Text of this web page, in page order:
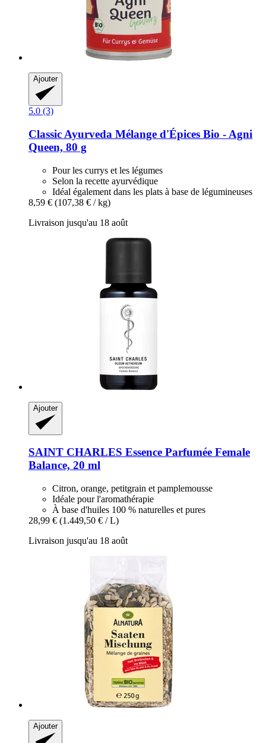
Ajouter
5.0 (3)
Classic Ayurveda Mélange d'Épices Bio -​ Agni
Queen, 80 g
Pour les currys et les légumes
Selon la recette ayurvédique
Idéal également dans les plats à base de légumineuses
8,59 € (107,38 € / kg)
Livraison jusqu'au 18 août
Ajouter
SAINT CHARLES Essence Parfumée Female
Balance, 20 ml
Citron, orange, petitgrain et pamplemousse
Idéale pour l'aromathérapie
À base d'huiles 100 % naturelles et pures
28,99 € (1.449,50 € / L)
Livraison jusqu'au 18 août
Ajouter